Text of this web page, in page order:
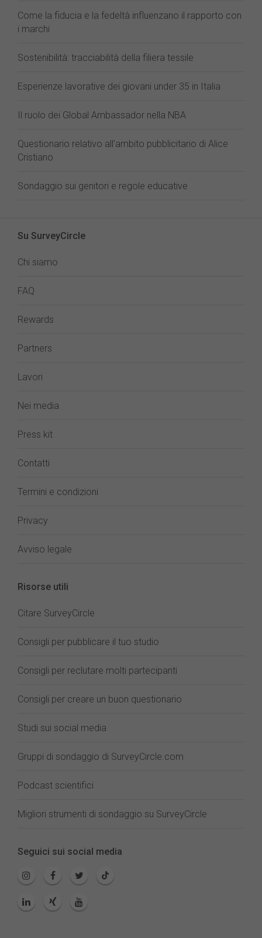
Come la fiducia e la fedeltà influenzano il rapporto con
i marchi
Sostenibilità: tracciabilità della filiera tessile
Esperienze lavorative dei giovani under 35 in Italia
Il ruolo dei Global Ambassador nella NBA
Questionario relativo all'ambito pubblicitario di Alice
Cristiano
Sondaggio sui genitori e regole educative
Su SurveyCircle
Chi siamo
FAQ
Rewards
Partners
Lavori
Nei media
Press kit
Contatti
Termini e condizioni
Privacy
Avviso legale
Risorse utili
Citare SurveyCircle
Consigli per pubblicare il tuo studio
Consigli per reclutare molti partecipanti
Consigli per creare un buon questionario
Studi sui social media
Gruppi di sondaggio di SurveyCircle.com
Podcast scientifici
Migliori strumenti di sondaggio su SurveyCircle
Seguici sui social media